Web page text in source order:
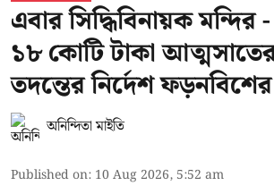
এবার সিদ্ধিবিনায়ক
১৮ কোটি টাকা
তদন্তের নির্দেশ ফড়নবিশের
অনিন্দিতা মাইতি
Published on: 10 Aug 2026, 5:52 am